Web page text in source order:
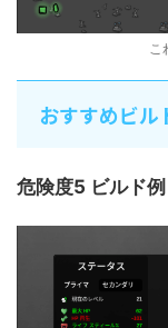
こ
おすすめビル
危険度5 ビルド例